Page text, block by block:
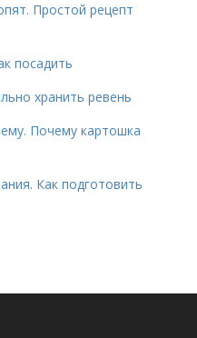
Простой рецепт
посадить
хранить ревень
Почему картошка
Как подготовить